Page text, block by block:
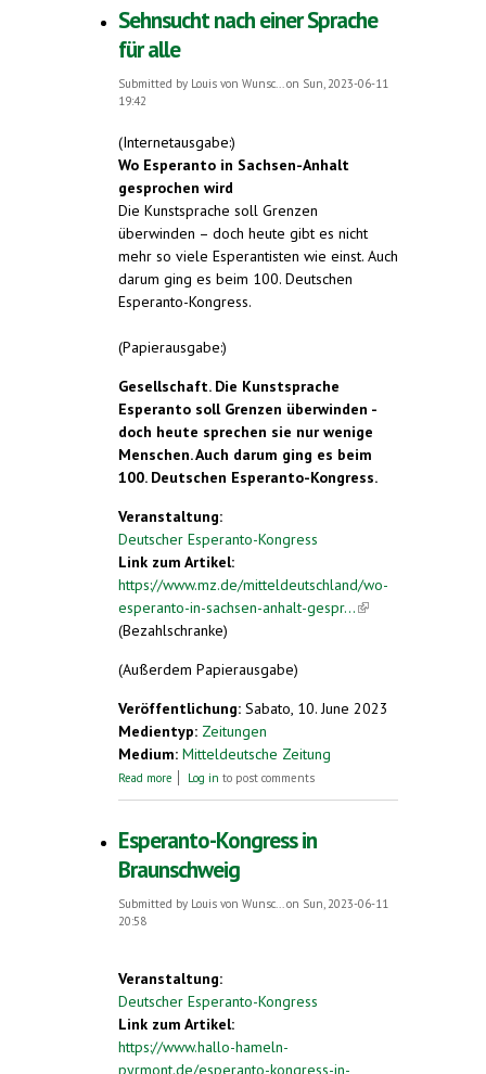
Sehnsucht nach einer Sprache
für alle
Submitted by Louis von Wunsc...on Sun, 2023-06-11
19:42
(Internetausgabe:)
Wo Esperanto in Sachsen-Anhalt
gesprochen wird
Die Kunstsprache soll Grenzen
überwinden – doch heute gibt es nicht
mehr so viele Esperantisten wie einst. Auch
darum ging es beim 100. Deutschen
Esperanto-Kongress.
(Papierausgabe:)
Gesellschaft. Die Kunstsprache
Esperanto soll Grenzen überwinden -
doch heute sprechen sie nur wenige
Menschen. Auch darum ging es beim
100. Deutschen Esperanto-Kongress.
Veranstaltung:
Deutscher Esperanto-Kongress
Link zum Artikel:
https://www.mz.de/mitteldeutschland/wo-
esperanto-in-sachsen-anhalt-gespr...(link is
(Bezahlschranke)
(Außerdem Papierausgabe)
Veröffentlichung: Sabato, 10. June 2023
Medientyp: Zeitungen
Medium: Mitteldeutsche Zeitung
Read more about Sehnsucht nach einer Sprache für alle
Log in to post comments
Esperanto-Kongress in
Braunschweig
Submitted by Louis von Wunsc...on Sun, 2023-06-11
20:58
Veranstaltung:
Deutscher Esperanto-Kongress
Link zum Artikel:
https://www.hallo-hameln-
pyrmont.de/esperanto-kongress-in-